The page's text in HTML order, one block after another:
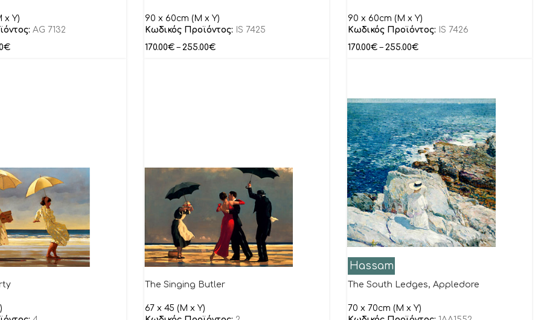
x Y)
AG 7132
€
90 x 60cm (M x Y)
Κωδικός Προϊόντος: IS 7425
170.00€ – 255.00€
90 x 60cm (M x Y)
Κωδικός Προϊόντος: IS 7426
170.00€ – 255.00€
The Singing Butler
67 x 45 (M x Y)
Hassam
The South Ledges, Appledore
70 x 70cm (M x Y)